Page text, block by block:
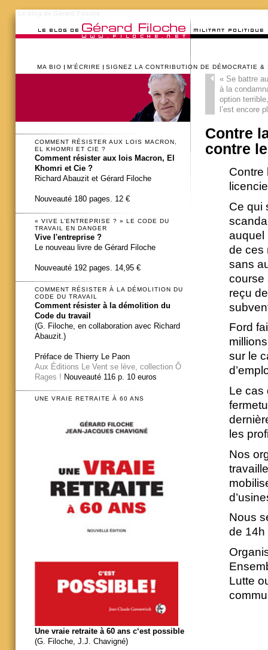
MA BIO M’ÉCRIRE SIGNEZ LA CONTRIBUTION DE DÉMOCRATIE &
«Se battre
à la
option
l’est encore
Contre
contre
Contre
Ce qui
auquel
de ces
sans
course
reçu
Ford
sur le
Le cas
les
Nos
Nous
de 14h
Lutte
COMMENT RÉSISTER AUX LOIS MACRON,
EL KHOMRI ET CIE ?
Comment résister aux lois Macron, El
Khomri et Cie ?
Richard Abauzit et Gérard Filoche
Nouveauté 180 pages. 12 €
« VIVE L’ENTREPRISE ? » LE CODE DU
TRAVAIL EN DANGER
Vive l'entreprise ?
Le nouveau livre de Gérard Filoche
Nouveauté 192 pages. 14,95 €
COMMENT RÉSISTER À LA DÉMOLITION DU
CODE DU TRAVAIL
Comment résister à la démolition du
Code du travail
(G. Filoche, en collaboration avec Richard
Abauzit.)
Préface de Thierry Le Paon
Aux Éditions Le Vent se lève, collection Ô
Rages ! Nouveauté 116 p. 10 euros
UNE VRAIE RETRAITE À 60 ANS
Une vraie retraite à 60 ans c‘est possible
(G. Filoche, J.J. Chavigné)